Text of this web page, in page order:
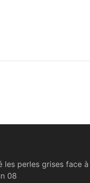
perles grises face à
08